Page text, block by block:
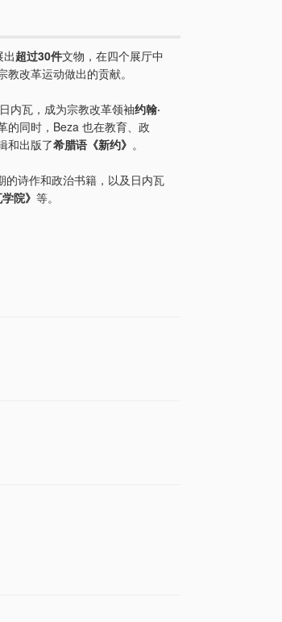
超过30件文物，在四个展厅中
教改革运动做出的贡献。
内瓦，成为宗教改革领袖约翰·
的同时，Beza 也在教育、政
和出版了希腊语《新约》 。
诗作和政治书籍，以及日内瓦
院》 等。